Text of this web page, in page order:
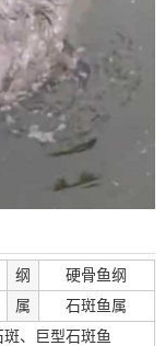
纲
硬骨鱼纲
属
石斑鱼属
、巨型石斑鱼